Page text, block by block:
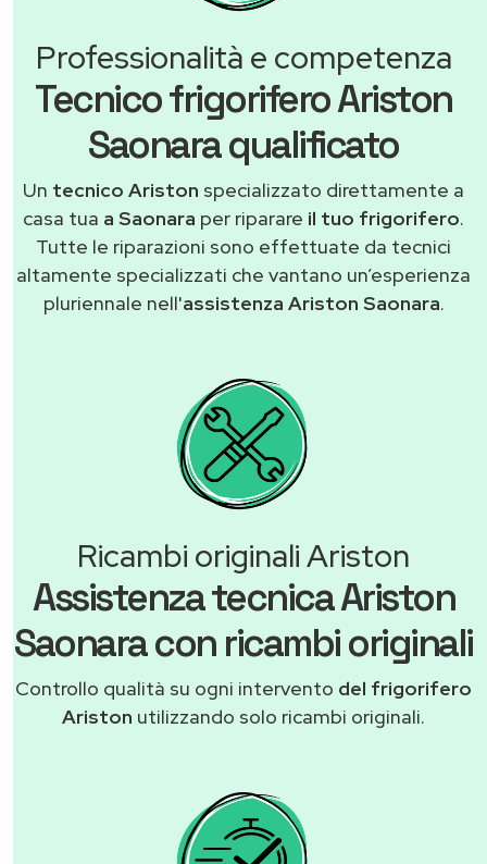
Professionalità e competenza
Tecnico frigorifero Ariston
Saonara qualificato
Un tecnico Ariston specializzato direttamente a
casa tua a Saonara per riparare il tuo frigorifero.
Tutte le riparazioni sono effettuate da tecnici
altamente specializzati che vantano un’esperienza
pluriennale nell'assistenza Ariston Saonara.
Ricambi originali Ariston
Assistenza tecnica Ariston
Saonara con ricambi originali
Controllo qualità su ogni intervento del frigorifero
Ariston utilizzando solo ricambi originali.